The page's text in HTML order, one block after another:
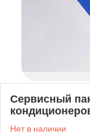
Сервисный
Нет в наличии